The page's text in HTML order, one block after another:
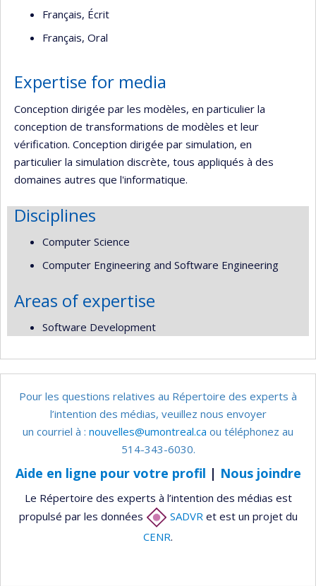
Français, Écrit
Français, Oral
Expertise for media
Conception dirigée par les modèles, en particulier la
conception de transformations de modèles et leur
vérification. Conception dirigée par simulation, en
particulier la simulation discrète, tous appliqués à des
domaines autres que l'informatique.
Disciplines
Computer Science
Computer Engineering and Software Engineering
Areas of expertise
Software Development
Pour les questions relatives au Répertoire des experts à
l’intention des médias, veuillez nous envoyer
un courriel à : nouvelles@umontreal.ca ou téléphonez au
514-343-6030.
Aide en ligne pour votre profil | Nous joindre
Le Répertoire des experts à l’intention des médias est
propulsé par les données
SADVR et est un projet du
CENR.